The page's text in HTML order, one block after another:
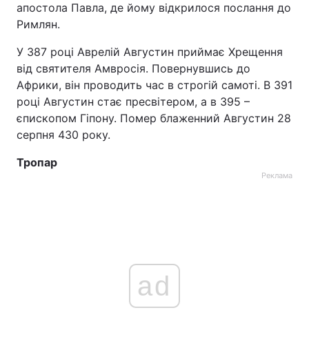
апостола Павла, де йому відкрилося послання до
Римлян.
У 387 році Аврелій Августин приймає Хрещення
від святителя Амвросія. Повернувшись до
Африки, він проводить час в строгій самоті. В 391
році Августин стає пресвітером, а в 395 –
єпископом Гіпону. Помер блаженний Августин 28
серпня 430 року.
Тропар
Реклама
ad